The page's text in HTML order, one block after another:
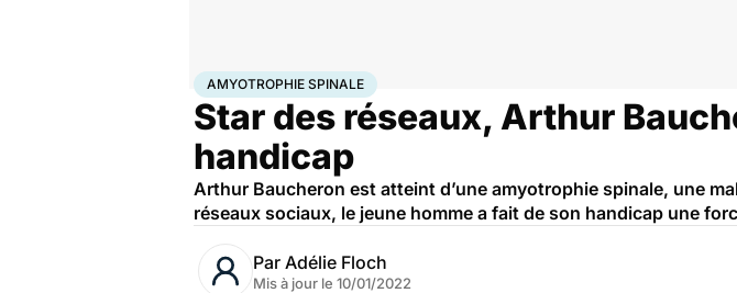
AccueilSantéAmyotrophie spinale
AMYOTROPHIE SPINALE
Star des réseaux, Arthur
handicap
Arthur Baucheron est atteint d’une amyotrophie spinale, une
réseaux sociaux, le jeune homme a fait de son handicap une
Par Adélie Floch
Mis à jour le 10/01/2022